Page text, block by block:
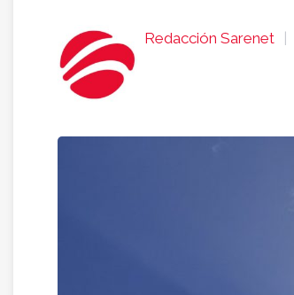
Redacción Sarenet